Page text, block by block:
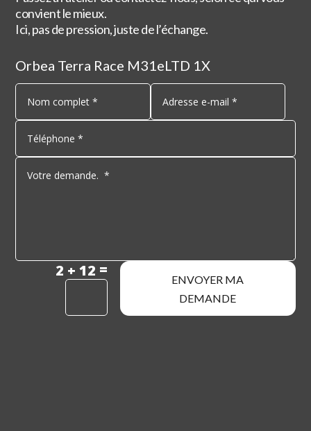
convient le mieux.
Ici, pas de pression, juste de l’échange.
Orbea Terra Race M31eLTD 1X
2 + 12 =
ENVOYER MA
DEMANDE